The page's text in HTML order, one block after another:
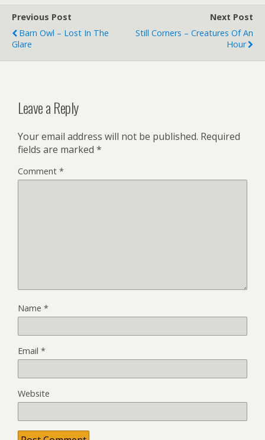
Previous Post
Barn Owl – Lost In The
Glare
Next Post
Still Corners – Creatures Of An
Hour
Leave a Reply
Your email address will not be published. Required
fields are marked *
Comment *
Name *
Email *
Website